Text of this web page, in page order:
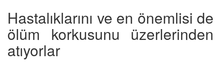
Hastalıklarını ve en önemlisi de
ölüm korkusunu üzerlerinden
atıyorlar